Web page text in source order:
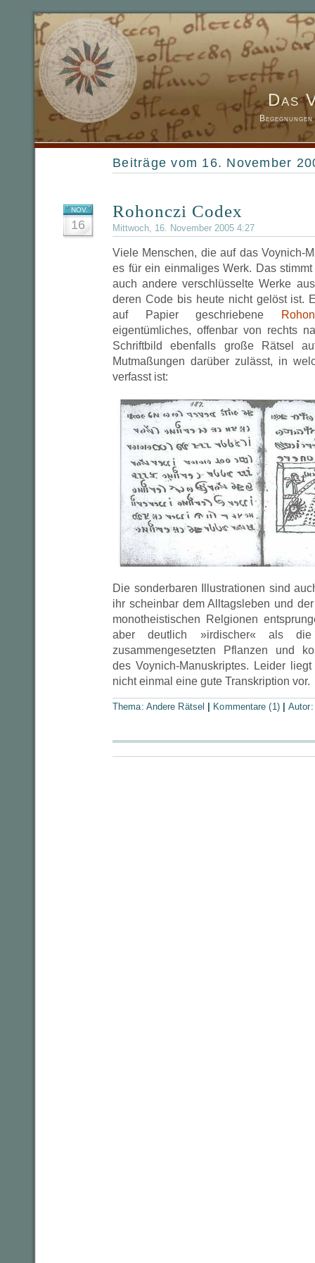
Das
Beiträge vom 16. November
NOV.
16
Rohonczi Codex
Mittwoch, 16. November 2005 4:27
Viele Menschen, die auf das Voynich-
es für ein einmaliges Werk. Das
auch andere verschlüsselte Werke
deren Code bis heute nicht gelöst ist.
auf Papier geschriebene
eigentümliches, offenbar von rechts
Schriftbild ebenfalls große Rätsel
Mutmaßungen darüber zulässt, in
verfasst ist:
Die sonderbaren Illustrationen sind
ihr scheinbar dem Alltagsleben und
monotheistischen Relgionen
aber deutlich »irdischer« als
zusammengesetzten Pflanzen und
des Voynich-Manuskriptes. Leider
nicht einmal eine gute Transkription vor.
Thema: Andere Rätsel Kommentare (1)|